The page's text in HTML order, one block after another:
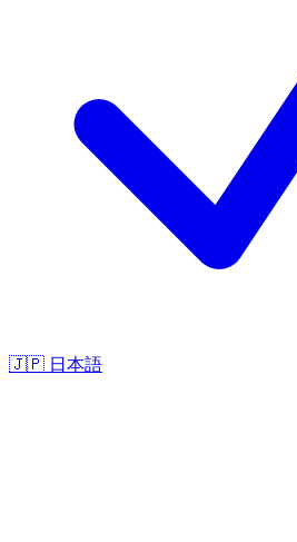
🇯🇵 日本語